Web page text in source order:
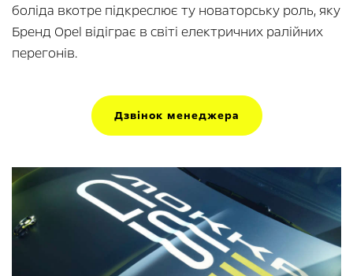
боліда вкотре підкреслює ту новаторську роль, яку
Бренд Opel відіграє в світі електричних ралійних
перегонів.
Дзвінок менеджера